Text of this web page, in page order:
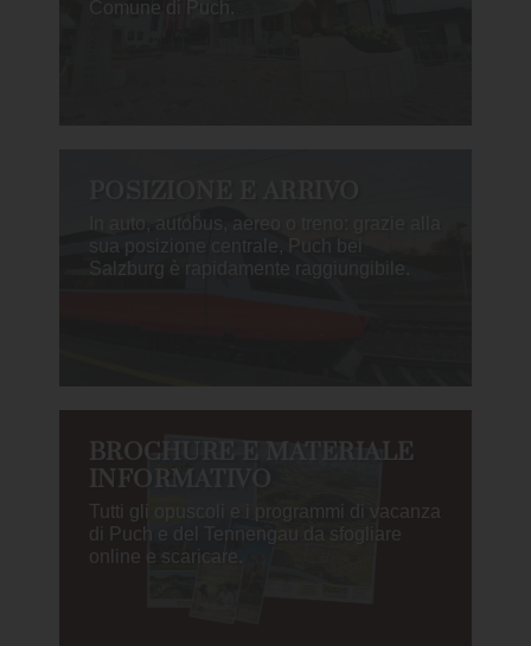
Comune di Puch.
In auto, autobus, aereo o treno: grazie alla
sua posizione centrale, Puch bei
Salzburg è rapidamente raggiungibile.
BROCHURE E MATERIALE
INFORMATIVO
Tutti gli opuscoli e i programmi di vacanza
di Puch e del Tennengau da sfogliare
online e scaricare.